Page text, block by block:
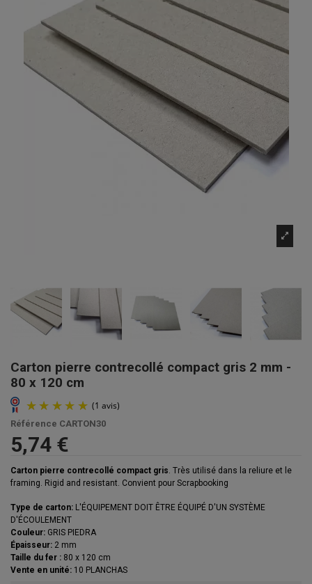
Carton pierre contrecollé compact gris 2 mm -
80 x 120 cm
Référence CARTON30
5,74 €
Carton pierre contrecollé compact gris. Très utilisé dans la reliure et le
framing. Rigid and resistant. Convient pour Scrapbooking
Type de carton: L'ÉQUIPEMENT DOIT ÊTRE ÉQUIPÉ D'UN SYSTÈME
D'ÉCOULEMENT
Couleur: GRIS PIEDRA
Épaisseur: 2 mm
Taille du fer : 80 x 120 cm
Vente en unité: 10 PLANCHAS